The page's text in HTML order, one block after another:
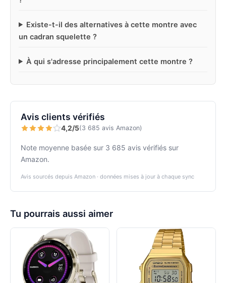
Existe-t-il des alternatives à cette montre avec
un cadran squelette ?
À qui s'adresse principalement cette montre ?
Avis clients vérifiés
4,2/5(3 685 avis Amazon)
Note moyenne basée sur 3 685 avis vérifiés sur
Amazon.
Avis sourcés depuis Amazon · données mises à jour à chaque sync
Tu pourrais aussi aimer